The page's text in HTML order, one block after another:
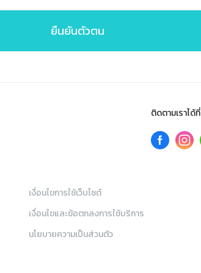
ยืนยันตัวตน
เงื่อนไขการใช้เว็บไซต์
เงื่อนไขและข้อตกลงการใช้บริการ
นโยบายความเป็นส่วนตัว
ติดตามเราได้ที่